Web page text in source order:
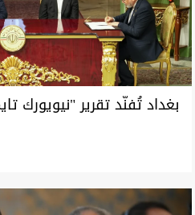
بغداد تُفنّد تقرير "نيويورك